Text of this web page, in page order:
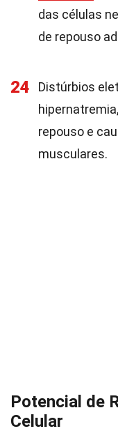
das células
de repouso
24
Distúrbios
repouso e
musculares.
Potencial de
Celular